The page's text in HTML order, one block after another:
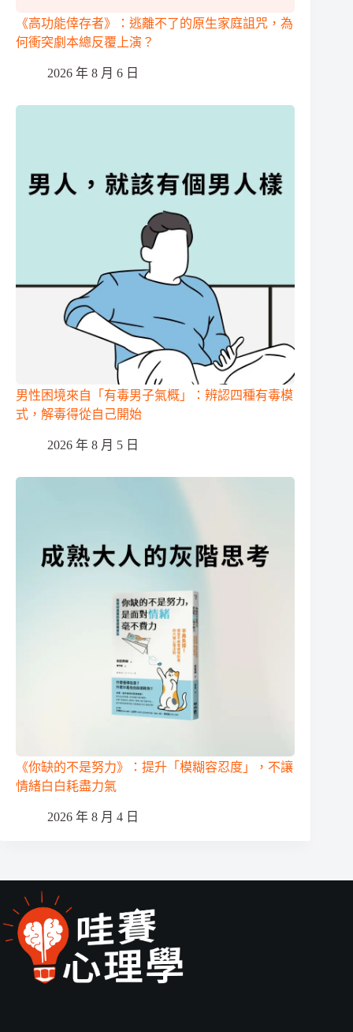
《高功能倖存者》：逃離不了的原生家庭詛咒，為
何衝突劇本總反覆上演？
2026 年 8 月 6 日
男性困境來自「有毒男子氣概」：辨認四種有毒模
式，解毒得從自己開始
2026 年 8 月 5 日
《你缺的不是努力》：提升「模糊容忍度」，不讓
情緒白白耗盡力氣
2026 年 8 月 4 日